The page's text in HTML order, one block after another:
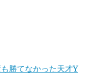
勝てなかった天才Y